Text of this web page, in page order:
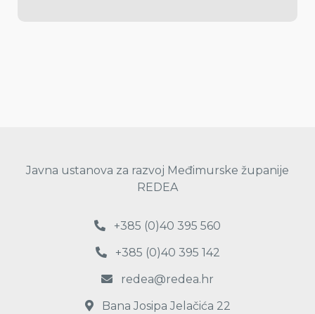
Javna ustanova za razvoj Međimurske županije
REDEA
+385 (0)40 395 560
+385 (0)40 395 142
redea@redea.hr
Bana Josipa Jelačića 22